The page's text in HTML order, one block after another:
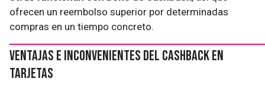
ofrecen un reembolso superior por determinadas
compras en un tiempo concreto.
Ventajas e inconvenientes del cashback en
tarjetas